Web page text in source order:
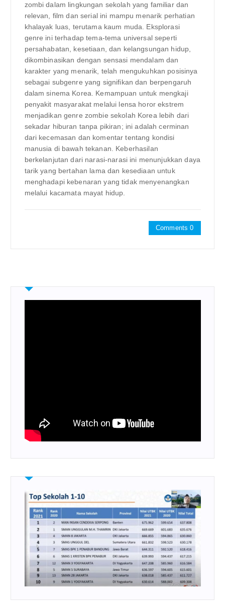
zombi dalam lingkungan sekolah yang familiar dan
relevan, film dan serial ini mampu menarik perhatian
khalayak luas, terutama kaum muda. Eksplorasi
genre ini terhadap tema-tema universal seperti
persahabatan, kesetiaan, dan kelangsungan hidup,
dikombinasikan dengan sensasi mendalam dan
karakter yang menarik, telah mengukuhkan posisinya
sebagai subgenre yang signifikan dan berpengaruh
dalam sinema Korea. Kemampuan untuk mengkaji
penyakit masyarakat melalui lensa horor ekstrem
menjadikan genre zombie sekolah Korea lebih dari
sekadar hiburan tanpa pikiran; ini adalah cerminan
dari kecemasan dan komentar tentang kondisi
manusia di bawah tekanan. Keberhasilan
berkelanjutan dari narasi-narasi ini menunjukkan daya
tarik yang bertahan lama dan kesediaan untuk
menghadapi kebenaran yang tidak menyenangkan
melalui kacamata mayat hidup.
Comments 0